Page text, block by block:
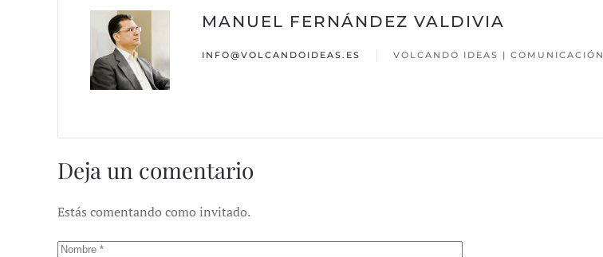
MANUEL FERNÁNDEZ VALDIVIA
INFO@VOLCANDOIDEAS.ES VOLCANDO IDEAS | COMUNICACIÓN
Deja un comentario
Estás comentando como invitado.